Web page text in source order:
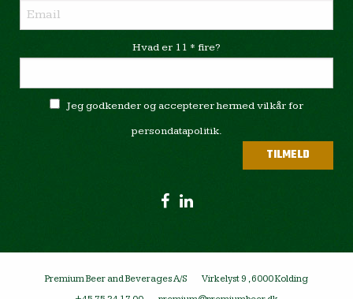
Hvad er 11 * fire?
Jeg godkender og accepterer hermed vilkår for
persondatapolitik.
Premium Beer and Beverages A/S
Virkelyst 9 , 6000 Kolding